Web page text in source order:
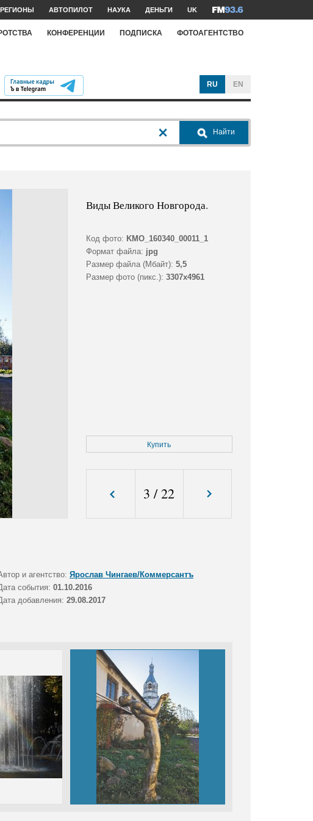
РЕГИОНЫ АВТОПИЛОТ НАУКА ДЕНЬГИ UK
КОНФЕРЕНЦИИ ПОДПИСКА ФОТОАГЕНТСТВО
RU EN
Найти
Виды Великого Новгорода.
Код фото: KMO_160340_00011_1
Формат файла: jpg
Размер файла (Мбайт): 5,5
Размер фото (пикс.): 3307x4961
Купить
3 /22
и агентство: Ярослав Чингаев/Коммерсантъ
события: 01.10.2016
добавления: 29.08.2017